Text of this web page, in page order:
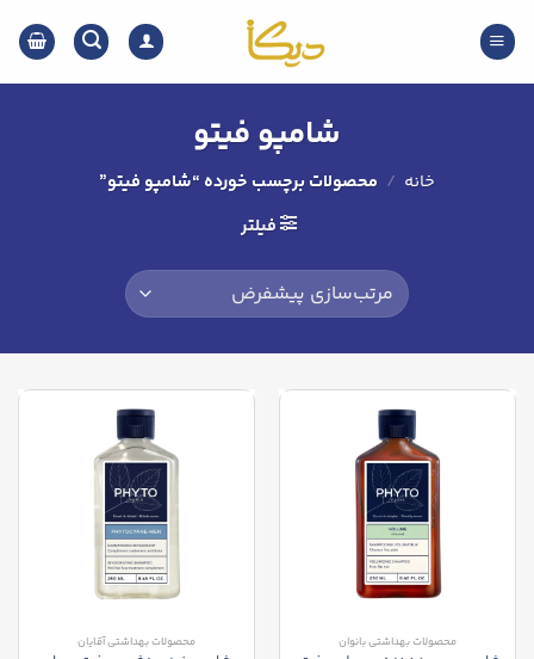
content
شامپو فیتو
خانه / محصولات برچسب خورده “شامپو فیتو”
فیلتر
محصولات بهداشتی بانوان محصولات بهداشتی آقایان